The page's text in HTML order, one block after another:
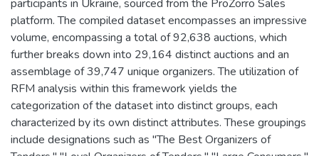
participants in Ukraine, sourced from the ProZorro Sales
platform. The compiled dataset encompasses an impressive
volume, encompassing a total of 92,638 auctions, which
further breaks down into 29,164 distinct auctions and an
assemblage of 39,747 unique organizers. The utilization of
RFM analysis within this framework yields the
categorization of the dataset into distinct groups, each
characterized by its own distinct attributes. These groupings
include designations such as "The Best Organizers of